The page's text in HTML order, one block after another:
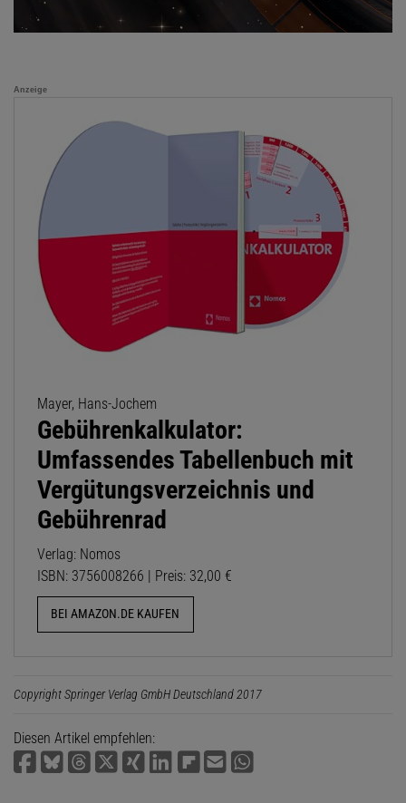
Anzeige
Mayer, Hans-Jochem
Gebührenkalkulator:
Umfassendes Tabellenbuch mit
Vergütungsverzeichnis und
Gebührenrad
Verlag: Nomos
ISBN: 3756008266 | Preis: 32,00 €
BEI AMAZON.DE KAUFEN
Copyright Springer Verlag GmbH Deutschland 2017
Diesen Artikel empfehlen: